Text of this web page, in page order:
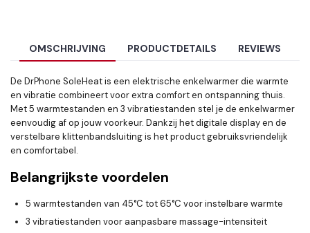
OMSCHRIJVING PRODUCTDETAILS REVIEWS
De DrPhone SoleHeat is een elektrische enkelwarmer die warmte
en vibratie combineert voor extra comfort en ontspanning thuis.
Met 5 warmtestanden en 3 vibratiestanden stel je de enkelwarmer
eenvoudig af op jouw voorkeur. Dankzij het digitale display en de
verstelbare klittenbandsluiting is het product gebruiksvriendelijk
en comfortabel.
Belangrijkste voordelen
5 warmtestanden van 45°C tot 65°C voor instelbare warmte
3 vibratiestanden voor aanpasbare massage-intensiteit